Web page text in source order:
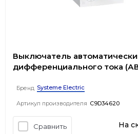
Выключатель
дифференциального тока
Set
Бренд Systeme Electric
Артикул производителя C9D34620
Сравнить На